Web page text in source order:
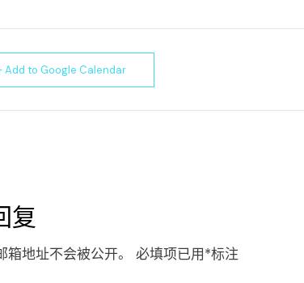
Add to Google Calendar
复
箱地址不会被公开。 必填项已用*标注